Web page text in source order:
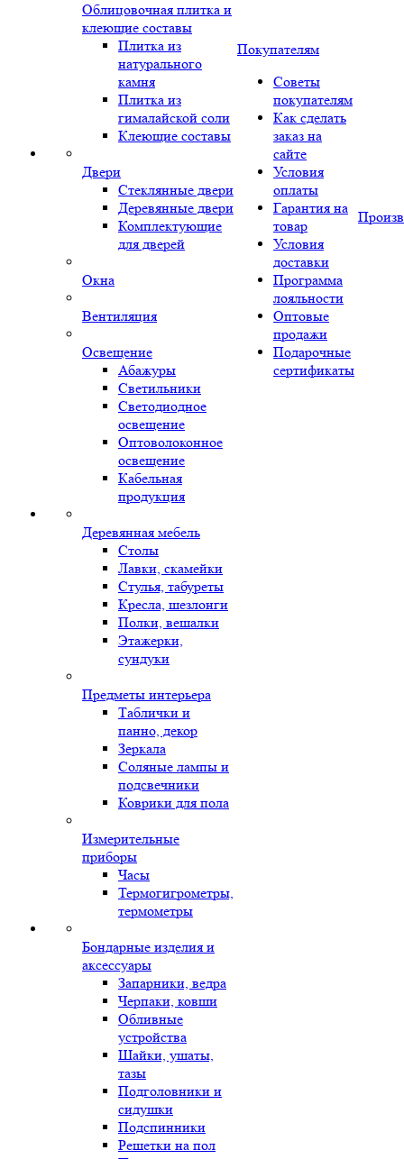
Облицовочная плитка и
клеющие составы
Плитка из
натурального
камня
Плитка из
гималайской соли
Клеющие составы
Двери
Стеклянные двери
Деревянные двери
Комплектующие
для дверей
Окна
Вентиляция
Освещение
Абажуры
Светильники
Светодиодное
освещение
Оптоволоконное
освещение
Кабельная
продукция
Деревянная мебель
Столы
Лавки, скамейки
Стулья, табуреты
Кресла, шезлонги
Полки, вешалки
Этажерки,
сундуки
Предметы интерьера
Таблички и
панно, декор
Зеркала
Соляные лампы и
подсвечники
Коврики для пола
Измерительные
приборы
Часы
Термогигрометры,
термометры
Бондарные изделия и
аксессуары
Запарники, ведра
Черпаки, ковши
Обливные
устройства
Шайки, ушаты,
тазы
Подголовники и
сидушки
Подспинники
Решетки на пол
Покупателям
Советы
покупателям
Как сделать
заказ на
сайте
Условия
оплаты
Гарантия на
товар
Условия
доставки
Программа
лояльности
Оптовые
продажи
Подарочные
сертификаты